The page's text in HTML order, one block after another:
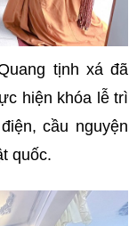
tịnh xá đã
hiện khóa lễ trì
cầu nguyện
quốc.